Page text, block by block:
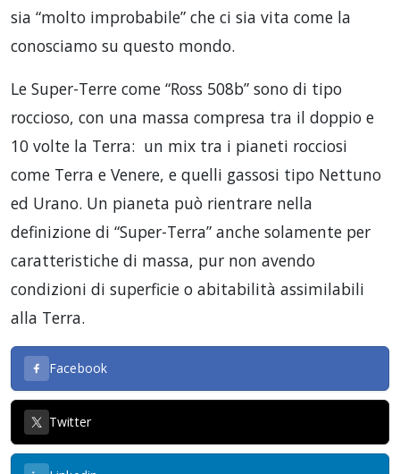
sia “molto improbabile” che ci sia vita come la
conosciamo su questo mondo.
Le Super-Terre come “Ross 508b” sono di tipo
roccioso, con una massa compresa tra il doppio e
10 volte la Terra: un mix tra i pianeti rocciosi
come Terra e Venere, e quelli gassosi tipo Nettuno
ed Urano. Un pianeta può rientrare nella
definizione di “Super-Terra” anche solamente per
caratteristiche di massa, pur non avendo
condizioni di superficie o abitabilità assimilabili
alla Terra.
Facebook
Twitter